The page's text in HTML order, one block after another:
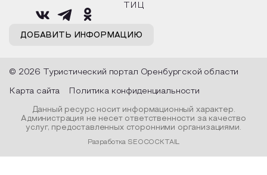
ДОБАВИТЬ ИНФОРМАЦИЮ
ТИЦ
© 2026 Туристический портал Оренбургской области
Карта сайта Политика конфиденциальности
Данный ресурс носит информационный характер.
Администрация не несет ответственности за качество
услуг, предоставленных сторонними организациями.
Разработка SEOCOCKTAIL